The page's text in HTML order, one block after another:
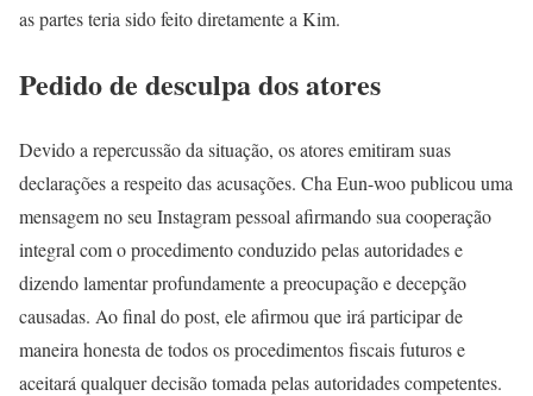
as partes teria sido feito diretamente a Kim.
Pedido de desculpa dos atores
Devido a repercussão da situação, os atores emitiram suas
declarações a respeito das acusações. Cha Eun-woo publicou uma
mensagem no seu Instagram pessoal afirmando sua cooperação
integral com o procedimento conduzido pelas autoridades e
dizendo lamentar profundamente a preocupação e decepção
causadas. Ao final do post, ele afirmou que irá participar de
maneira honesta de todos os procedimentos fiscais futuros e
aceitará qualquer decisão tomada pelas autoridades competentes.